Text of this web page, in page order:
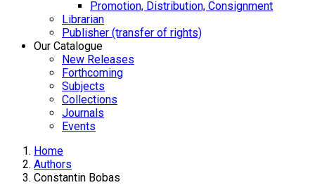
Promotion, Distribution, Consignment
Librarian
Publisher (transfer of rights)
Our Catalogue
New Releases
Forthcoming
Subjects
Collections
Journals
Events
Home
Authors
Constantin Bobas